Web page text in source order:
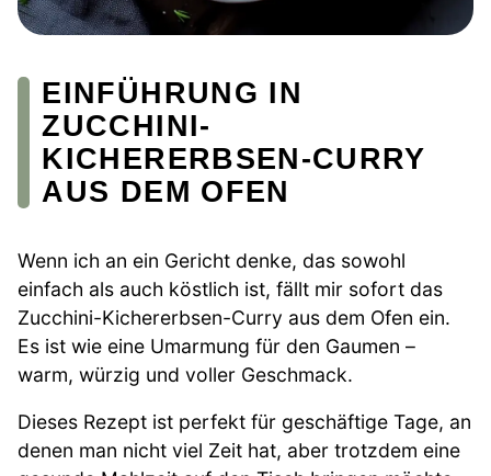
EINFÜHRUNG IN
ZUCCHINI-
KICHERERBSEN-CURRY
AUS DEM OFEN
Wenn ich an ein Gericht denke, das sowohl
einfach als auch köstlich ist, fällt mir sofort das
Zucchini-Kichererbsen-Curry aus dem Ofen ein.
Es ist wie eine Umarmung für den Gaumen –
warm, würzig und voller Geschmack.
Dieses Rezept ist perfekt für geschäftige Tage, an
denen man nicht viel Zeit hat, aber trotzdem eine